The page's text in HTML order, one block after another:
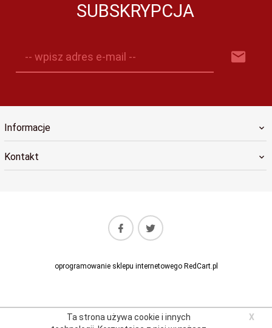
SUBSKRYPCJA
-- wpisz adres e-mail --
Informacje
Kontakt
oprogramowanie sklepu internetowegoRedCart.pl
Ta strona używa cookie i innych
X